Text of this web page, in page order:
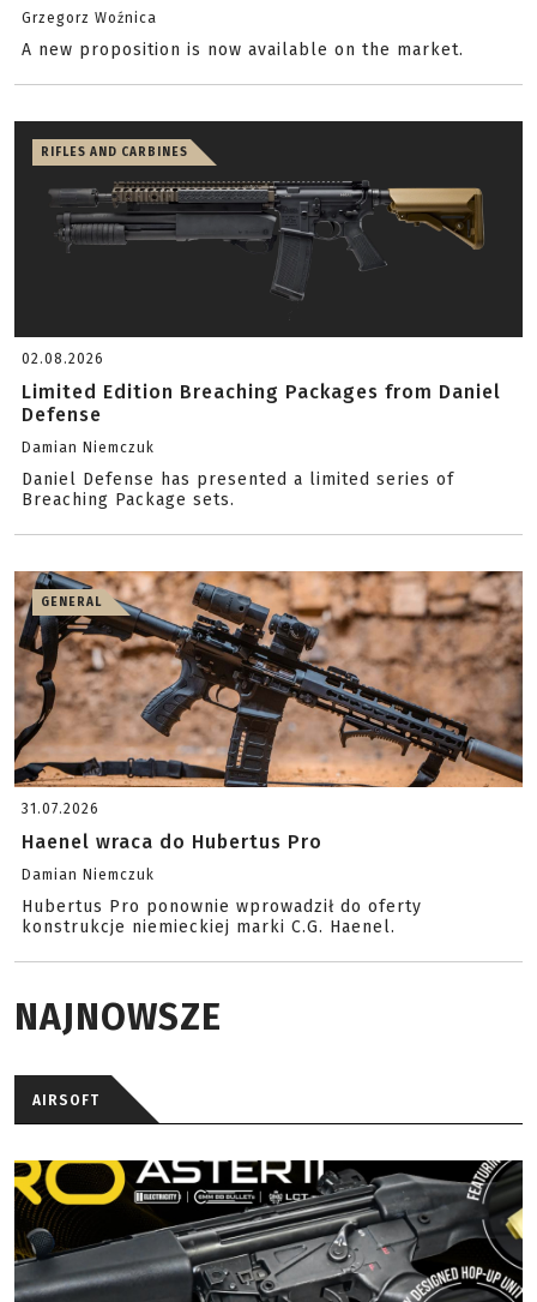
Grzegorz Woźnica
A new proposition is now available on the market.
RIFLES AND CARBINES
02.08.2026
Limited Edition Breaching Packages from Daniel
Defense
Damian Niemczuk
Daniel Defense has presented a limited series of
Breaching Package sets.
GENERAL
31.07.2026
Haenel wraca do Hubertus Pro
Damian Niemczuk
Hubertus Pro ponownie wprowadził do oferty
konstrukcje niemieckiej marki C.G. Haenel.
NAJNOWSZE
AIRSOFT